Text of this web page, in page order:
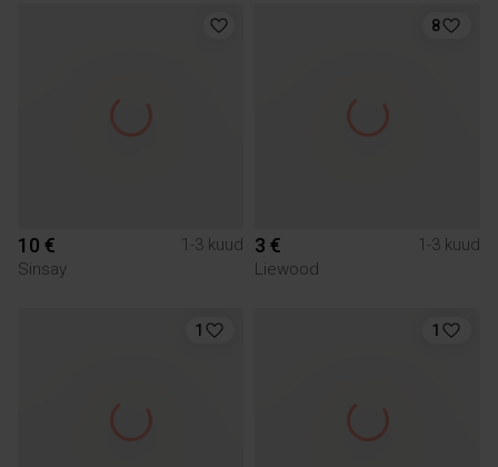
10 €
1-3 kuud
Sinsay
8
3 €
1-3 kuud
Liewood
1 1